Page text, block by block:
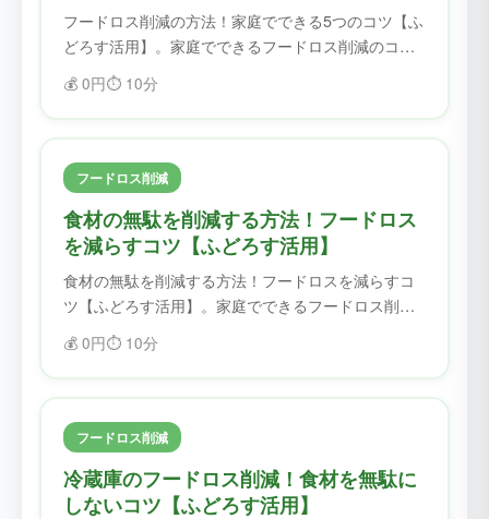
フードロス削減の方法！家庭でできる5つのコツ【ふ
どろす活用】。家庭でできるフードロス削減のコツ
を紹介。ふどろすを使えば、食材を無駄にせず、フ
ードロスを削減できます。
💰 0円⏱️ 10分
フードロス削減
食材の無駄を削減する方法！フードロス
を減らすコツ【ふどろす活用】
食材の無駄を削減する方法！フードロスを減らすコ
ツ【ふどろす活用】。家庭でできるフードロス削減
のコツを紹介。ふどろすを使えば、食材を無駄にせ
ず、フードロスを削減できます。
💰 0円⏱️ 10分
フードロス削減
冷蔵庫のフードロス削減！食材を無駄に
しないコツ【ふどろす活用】